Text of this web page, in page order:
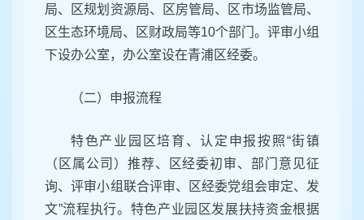
局、区规划资源局、区房管局、区市场监管局、
区生态环境局、区财政局等10个部门。评审小组
下设办公室，办公室设在青浦区经委。
（二）申报流程
特色产业园区培育、认定申报按照“街镇
（区属公司）推荐、区经委初审、部门意见征
询、评审小组联合评审、区经委党组会审定、发
文”流程执行。特色产业园区发展扶持资金根据